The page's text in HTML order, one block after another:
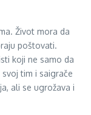
Život mora da
poštovati.
koji ne samo da
tim i saigrače
ali se ugrožava i